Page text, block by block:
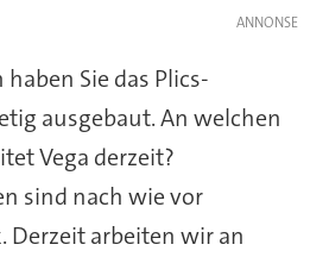
Sie das Plics-
ausgebaut. An welchen
Vega derzeit?
sind nach wie vor
Derzeit arbeiten wir an